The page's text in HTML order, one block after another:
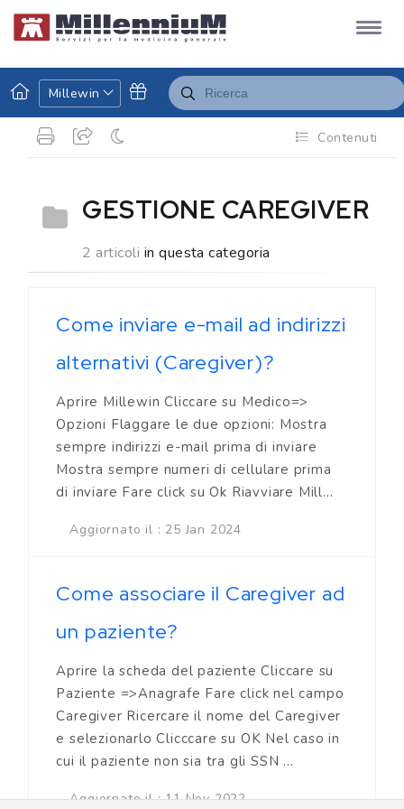
Millewin
Contenuti
GESTIONE CAREGIVER
2 articoli in questa categoria
Come inviare e-mail ad indirizzi
alternativi (Caregiver)?
Aprire Millewin Cliccare su Medico=>
Opzioni Flaggare le due opzioni: Mostra
sempre indirizzi e-mail prima di inviare
Mostra sempre numeri di cellulare prima
di inviare Fare click su Ok Riavviare Mill...
Aggiornato il : 25 Jan 2024
Come associare il Caregiver ad
un paziente?
Aprire la scheda del paziente Cliccare su
Paziente =>Anagrafe Fare click nel campo
Caregiver Ricercare il nome del Caregiver
e selezionarlo Clicccare su OK Nel caso in
cui il paziente non sia tra gli SSN ...
Aggiornato il : 11 Nov 2022